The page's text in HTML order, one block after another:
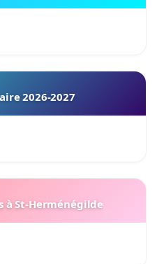
2026-2027
à St-Herménégilde